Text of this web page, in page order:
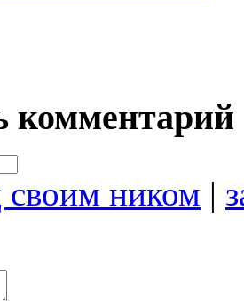
комментарий
своим ником |